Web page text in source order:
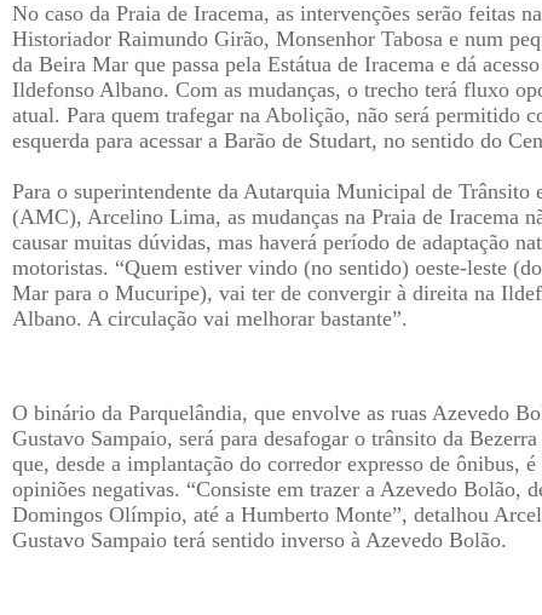
No caso da Praia de Iracema, as intervenções serão feitas
Historiador Raimundo Girão, Monsenhor Tabosa e num
da Beira Mar que passa pela Estátua de Iracema e dá
Ildefonso Albano. Com as mudanças, o trecho terá fluxo
atual. Para quem trafegar na Abolição, não será permitido
esquerda para acessar a Barão de Studart, no sentido do
Para o superintendente da Autarquia Municipal de Trânsito
(AMC), Arcelino Lima, as mudanças na Praia de Iracema
causar muitas dúvidas, mas haverá período de adaptação
motoristas. “Quem estiver vindo (no sentido) oeste-leste
Mar para o Mucuripe), vai ter de convergir à direita na
Albano. A circulação vai melhorar bastante”.
O binário da Parquelândia, que envolve as ruas Azevedo
Gustavo Sampaio, será para desafogar o trânsito da
que, desde a implantação do corredor expresso de ônibus,
opiniões negativas. “Consiste em trazer a Azevedo Bolão,
Domingos Olímpio, até a Humberto Monte”, detalhou
Gustavo Sampaio terá sentido inverso à Azevedo Bolão.